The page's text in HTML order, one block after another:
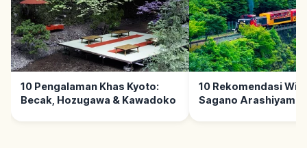
10 Pengalaman Khas Kyoto:
Becak, Hozugawa & Kawadoko
10 Rekomendasi
Sagano Arashiyama